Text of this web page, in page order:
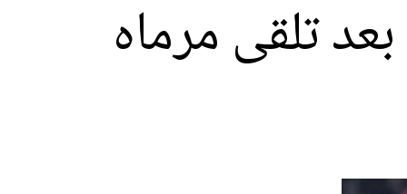
تلقى مرماه